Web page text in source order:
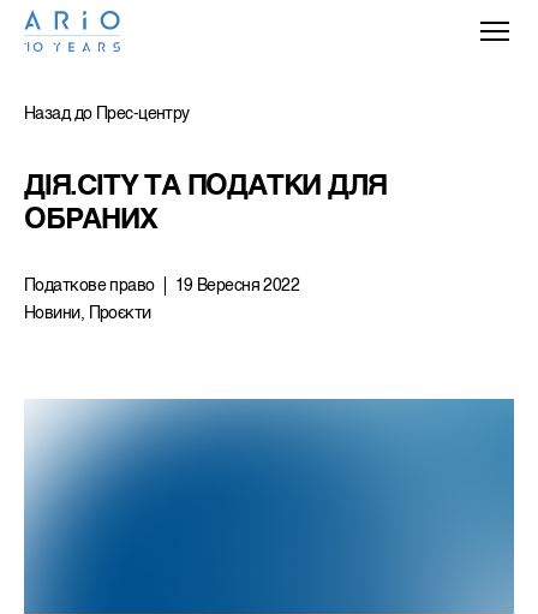
Назад до Прес-центру
ДІЯ.CITY ТА ПОДАТКИ ДЛЯ
ОБРАНИХ
Новини, Проєкти
Податкове право 19 Вересня 2022